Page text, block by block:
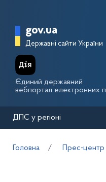
Головна
gov.ua
Державні сайти України
Єдиний державний
вебпортал електронних
ДПС у регіоні
Головна Прес-центр